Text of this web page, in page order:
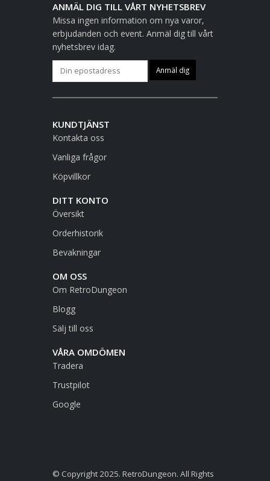
ANMÄL DIG TILL VÅRT NYHETSBREV
Missa ingen information om nya varor,
erbjudanden och event. Anmäl dig till vårt
nyhetsbrev idag.
KUNDTJÄNST
Kontakta oss
Vanliga frågor
Köpvillkor
DITT KONTO
Översikt
Orderhistorik
Bevakningar
OM OSS
Om RetroDungeon
Blogg
Sälj till oss
VÅRA OMDÖMEN
Tradera
Trustpilot
Google
© Copyright 2025. RetroDungeon. All Rights